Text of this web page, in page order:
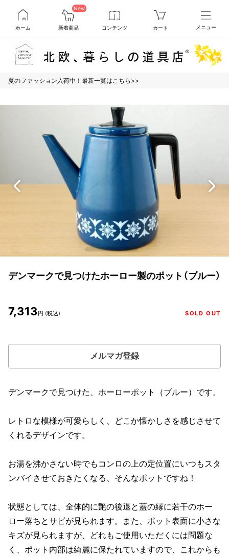
ホーム
New
新着商品 コンテンツ カート メニュー
夏のファッション入荷中！最新一覧はこちら>>
デンマークで見つけたホーロー製のポット（ブルー）
7,313円 (税込) SOLD OUT
メルマガ登録
デンマークで見つけた、ホーローポット（ブルー）です。
レトロな模様が可愛らしく、どこか懐かしさを感じさせて
くれるデザインです。
お湯を沸かさない時でもコンロの上の定位置にいつもスタ
ンバイさせておきたくなる、そんなポットですね！
状態としては、全体的に艶の後退と蓋の縁に若干のホー
ロー落ちとサビが見られます。また、ポット表面に小さな
キズが見られますが、どれもご使用いただくには問題な
く、ポット内部は綺麗に保たれていますので、これからも